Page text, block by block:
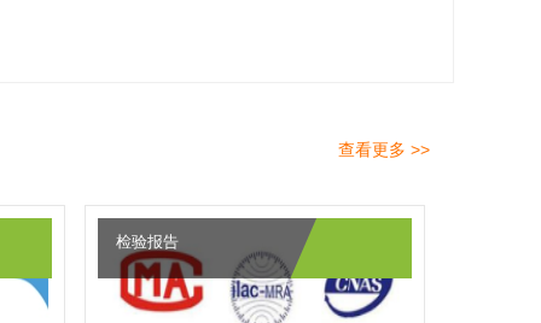
查看更多 >>
检验报告